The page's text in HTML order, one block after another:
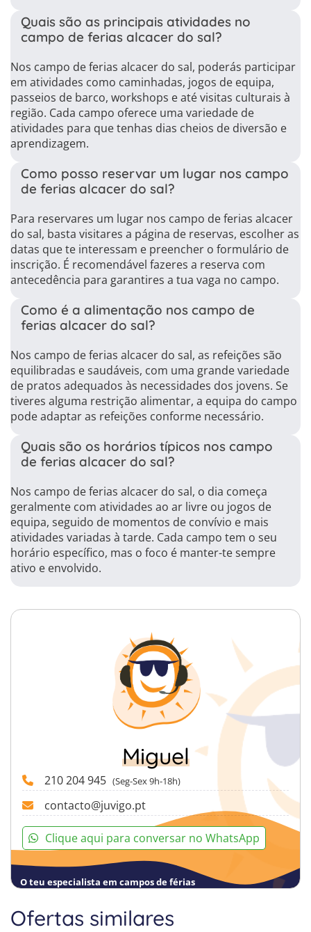
Miguel
210 204 945 (Seg-Sex 9h-18h)
contacto@juvigo.pt
Clique aqui para conversar no WhatsApp
O teu especialista em campos de férias
Quais são as principais atividades no
campo de ferias alcacer do sal?
Nos campo de ferias alcacer do sal, poderás participar
em atividades como caminhadas, jogos de equipa,
passeios de barco, workshops e até visitas culturais à
região. Cada campo oferece uma variedade de
atividades para que tenhas dias cheios de diversão e
aprendizagem.
Como posso reservar um lugar nos campo
de ferias alcacer do sal?
Para reservares um lugar nos campo de ferias alcacer
do sal, basta visitares a página de reservas, escolher as
datas que te interessam e preencher o formulário de
inscrição. É recomendável fazeres a reserva com
antecedência para garantires a tua vaga no campo.
Como é a alimentação nos campo de
ferias alcacer do sal?
Nos campo de ferias alcacer do sal, as refeições são
equilibradas e saudáveis, com uma grande variedade
de pratos adequados às necessidades dos jovens. Se
tiveres alguma restrição alimentar, a equipa do campo
pode adaptar as refeições conforme necessário.
Quais são os horários típicos nos campo
de ferias alcacer do sal?
Nos campo de ferias alcacer do sal, o dia começa
geralmente com atividades ao ar livre ou jogos de
equipa, seguido de momentos de convívio e mais
atividades variadas à tarde. Cada campo tem o seu
horário específico, mas o foco é manter-te sempre
ativo e envolvido.
Ofertas similares